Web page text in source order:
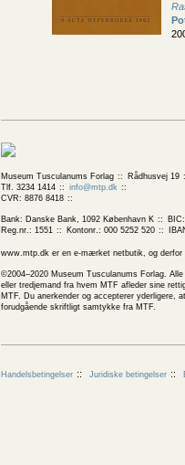
Museum Tusculanums Forlag Rådhusvej 19
Tlf. 3234 1414
info@mtp.dk
CVR: 8876 8418
Bank: Danske Bank, 1092 København K
Reg.nr.: 1551
Kontonr.: 000 5252 520
www.mtp.dk er en e-mærket netbutik, og
©2004–2020 Museum Tusculanums Forlag.
eller tredjemand fra hvem MTF afleder sine
MTF. Du anerkender og accepterer yderligere,
forudgående skriftligt samtykke fra MTF.
Handelsbetingelser Juridiske betingelser